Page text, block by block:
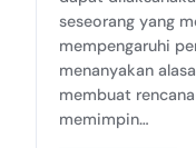
seseorang yang
mempengaruhi
menanyakan
membuat
memimpin…